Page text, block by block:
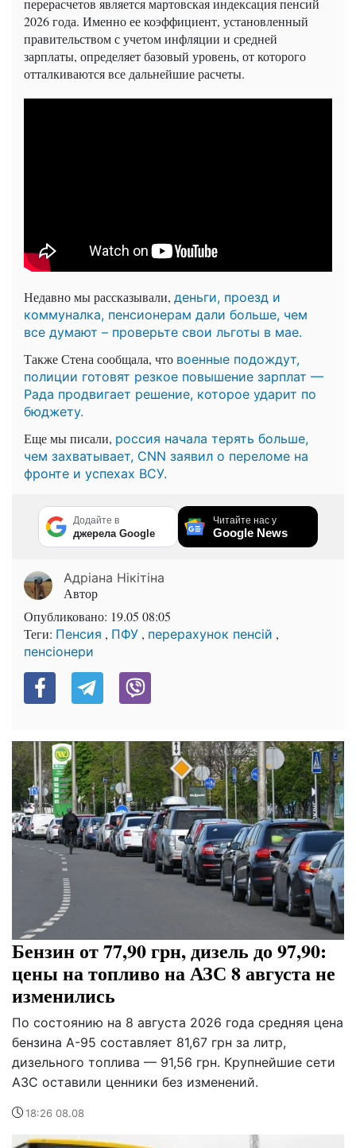
перерасчетов является мартовская индексация пенсий
2026 года. Именно ее коэффициент, установленный
правительством с учетом инфляции и средней
зарплаты, определяет базовый уровень, от которого
отталкиваются все дальнейшие расчеты.
Недавно мы рассказывали, деньги, проезд и
коммуналка, пенсионерам дали больше, чем
все думают – проверьте свои льготы в мае.
Также Стена сообщала, что военные подождут,
полиции готовят резкое повышение зарплат —
Рада продвигает решение, которое ударит по
бюджету.
Еще мы писали, россия начала терять больше,
чем захватывает, CNN заявил о переломе на
фронте и успехах ВСУ.
Додайте в
джерела Google
Читайте нас у
Google News
Адріана Нікітіна
Автор
Опубликовано: 19.05 08:05
Теги: Пенсия , ПФУ , перерахунок пенсій ,
пенсіонери
Бензин от 77,90 грн, дизель до 97,90:
цены на топливо на АЗС 8 августа не
изменились
По состоянию на 8 августа 2026 года средняя цена
бензина А-95 составляет 81,67 грн за литр,
дизельного топлива — 91,56 грн. Крупнейшие сети
АЗС оставили ценники без изменений.
18:26 08.08